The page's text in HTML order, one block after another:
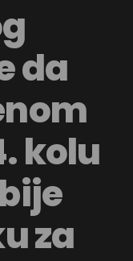
da
kolu
za